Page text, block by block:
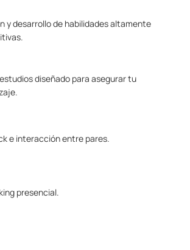
y desarrollo de habilidades altamente
diseñado para asegurar tu
e interacción entre pares.
presencial.